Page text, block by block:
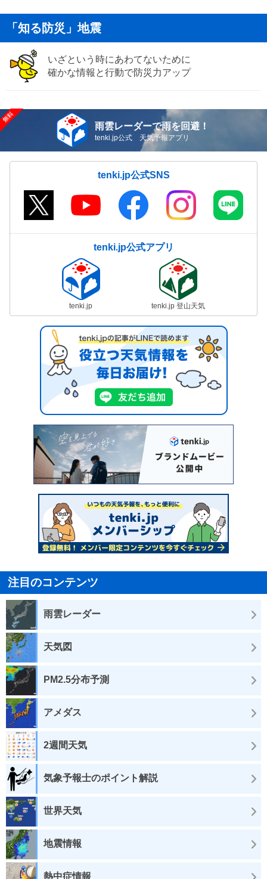
「知る防災」地震
いざという時にあわてないために
確かな情報と行動で防災力アップ
雨雲レーダーで雨を回避！
tenki.jp公式 天気予報アプリ
tenki.jp公式SNS
tenki.jp公式アプリ
tenki.jp tenki.jp 登山天気
注目のコンテンツ
雨雲レーダー
天気図
PM2.5分布予測
アメダス
2週間天気
気象予報士のポイント解説
世界天気
地震情報
熱中症情報